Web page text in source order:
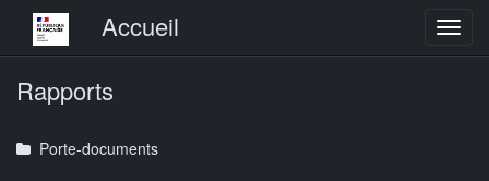
Menu principalAccueil
Rapports
Porte-documents